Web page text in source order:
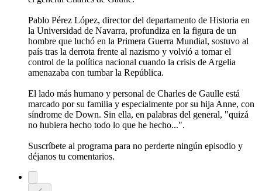
Pablo Pérez López, director del departamento de Historia en
la Universidad de Navarra, profundiza en la figura de un
hombre que luchó en la Primera Guerra Mundial, sostuvo al
país tras la derrota frente al nazismo y volvió a tomar el
control de la política nacional cuando la crisis de Argelia
amenazaba con tumbar la República.
El lado más humano y personal de Charles de Gaulle está
marcado por su familia y especialmente por su hija Anne, con
síndrome de Down. Sin ella, en palabras del general, "quizá
no hubiera hecho todo lo que he hecho...".
Suscríbete al programa para no perderte ningún episodio y
déjanos tu comentarios.